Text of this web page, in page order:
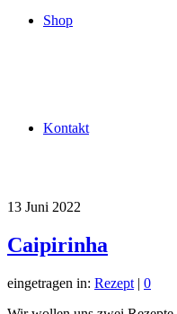
Shop
Kontakt
13 Juni 2022
Caipirinha
eingetragen in: Rezept | 0